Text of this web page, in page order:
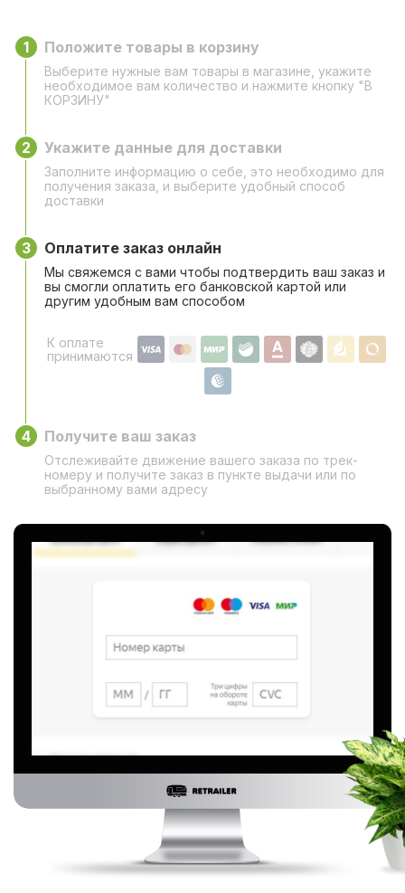
1 Положите товары в корзину
Выберите нужные вам товары в магазине, укажите
необходимое вам количество и нажмите кнопку "В
КОРЗИНУ"
2 Укажите данные для доставки
Заполните информацию о себе, это необходимо для
получения заказа, и выберите удобный способ
доставки
3 Оплатите заказ онлайн
Мы свяжемся с вами чтобы подтвердить ваш заказ и
вы смогли оплатить его банковской картой или
другим удобным вам способом
К оплате
принимаются
4 Получите ваш заказ
Отслеживайте движение вашего заказа по трек-
номеру и получите заказ в пункте выдачи или по
выбранному вами адресу